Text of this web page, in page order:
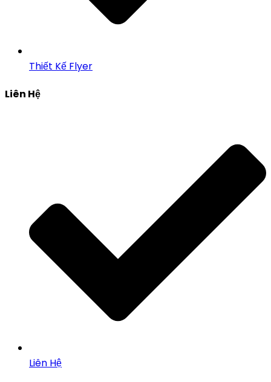
Thiết Kế Flyer
Liên Hệ
Liên Hệ